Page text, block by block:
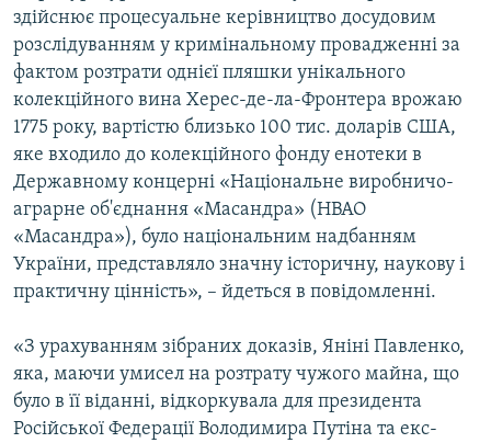
здійснює процесуальне керівництво досудовим
розслідуванням у кримінальному провадженні за
фактом розтрати однієї пляшки унікального
колекційного вина Херес-де-ла-Фронтера врожаю
1775 року, вартістю близько 100 тис. доларів США,
яке входило до колекційного фонду енотеки в
Державному концерні «Національне виробничо-
аграрне об'єднання «Масандра» (НВАО
«Масандра»), було національним надбанням
України, представляло значну історичну, наукову і
практичну цінність», – йдеться в повідомленні.
«З урахуванням зібраних доказів, Яніні Павленко,
яка, маючи умисел на розтрату чужого майна, що
було в її віданні, відкоркувала для президента
Російської Федерації Володимира Путіна та екс-